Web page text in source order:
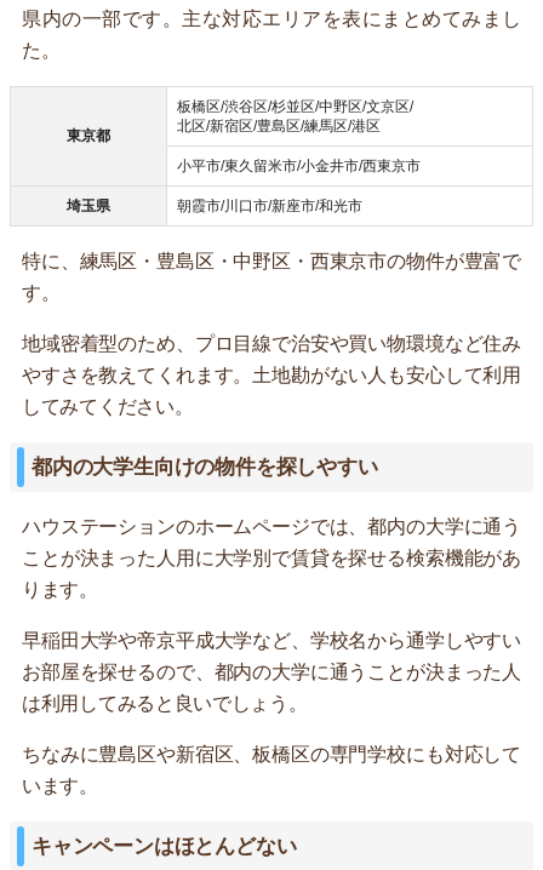
県内の一部です。主な対応エリアを表にまとめてみまし
た。
東京都
板橋区/渋谷区/杉並区/中野区/文京区/
北区/新宿区/豊島区/練馬区/港区
小平市/東久留米市/小金井市/西東京市
埼玉県 朝霞市/川口市/新座市/和光市
特に、練馬区・豊島区・中野区・西東京市の物件が豊富で
す。
地域密着型のため、プロ目線で治安や買い物環境など住み
やすさを教えてくれます。土地勘がない人も安心して利用
してみてください。
都内の大学生向けの物件を探しやすい
ハウステーションのホームページでは、都内の大学に通う
ことが決まった人用に大学別で賃貸を探せる検索機能があ
ります。
早稲田大学や帝京平成大学など、学校名から通学しやすい
お部屋を探せるので、都内の大学に通うことが決まった人
は利用してみると良いでしょう。
ちなみに豊島区や新宿区、板橋区の専門学校にも対応して
います。
キャンペーンはほとんどない